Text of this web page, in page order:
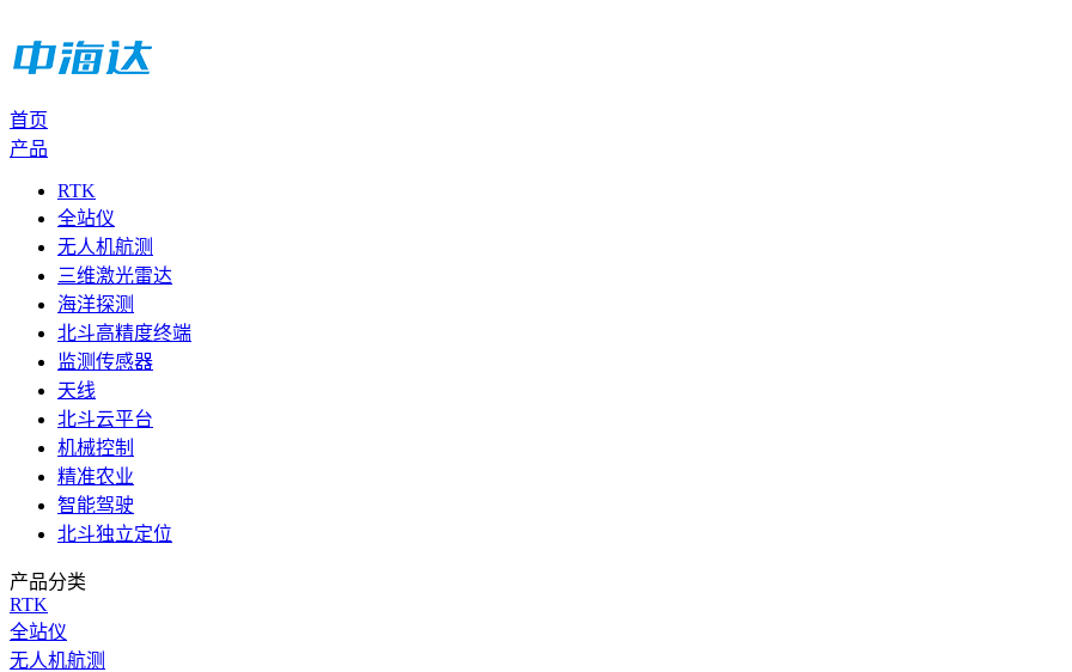
首页
产品
RTK
全站仪
无人机航测
三维激光雷达
海洋探测
北斗高精度终端
监测传感器
天线
北斗云平台
机械控制
精准农业
智能驾驶
北斗独立定位
产品分类
RTK
全站仪
无人机航测